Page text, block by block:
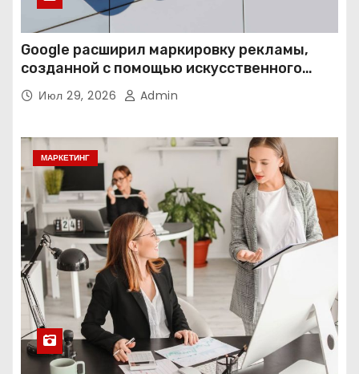
Google расширил маркировку рекламы,
созданной с помощью искусственного
интеллекта
Июл 29, 2026 Admin
МАРКЕТИНГ